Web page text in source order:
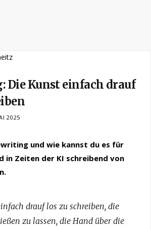
k
Die Kunst einfach drauf
2025
und wie kannst du es für
in Zeiten der KI schreibend von
drauf los zu schreiben, die
zu lassen, die Hand über die